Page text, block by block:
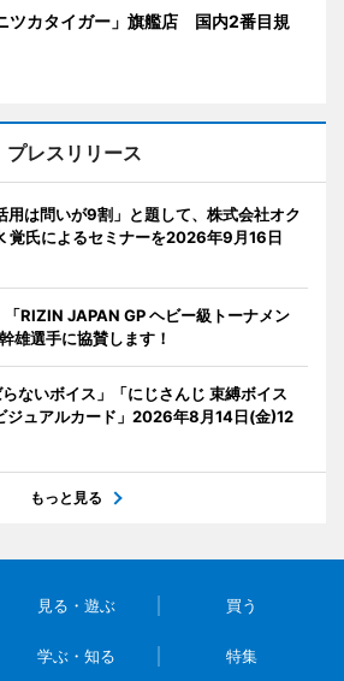
ツカタイガー」旗艦店 国内2番目規
プレスリリース
用は問いが9割」と題して、株式会社オク
覚氏によるセミナーを2026年9月16日
RIZIN JAPAN GP ヘビー級トーナメン
雄選手に協賛します！
らないボイス」「にじさんじ 束縛ボイス
ジュアルカード」2026年8月14日(金)12
もっと見る
見る・遊ぶ 買う
学ぶ・知る 特集